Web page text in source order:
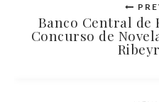
Banco Central de
Concurso de